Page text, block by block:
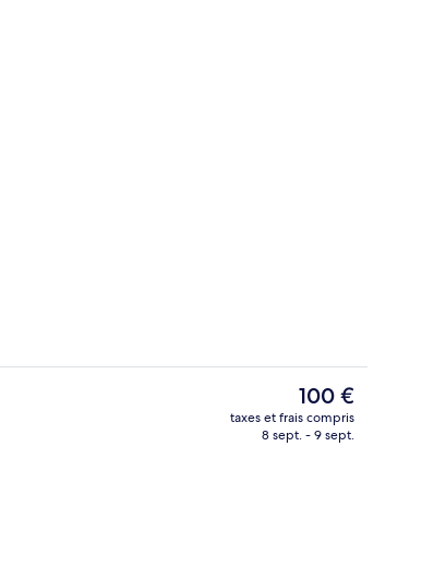
Façade de l’hébergement
Le
prix
actuel
100 €
taxes et frais compris
8 sept. - 9 sept.